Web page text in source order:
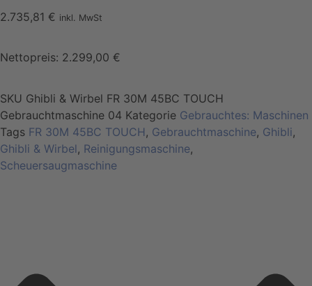
2.735,81 € inkl. MwSt
Nettopreis: 2.299,00 €
SKU Ghibli & Wirbel FR 30M 45BC TOUCH
Gebrauchtmaschine 04 Kategorie Gebrauchtes: Maschinen
Tags FR 30M 45BC TOUCH, Gebrauchtmaschine, Ghibli,
Ghibli & Wirbel, Reinigungsmaschine,
Scheuersaugmaschine